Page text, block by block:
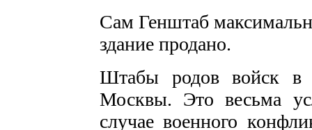
Сам Генштаб
здание продано.
Штабы родов войск в
Москвы. Это весьма
случае военного